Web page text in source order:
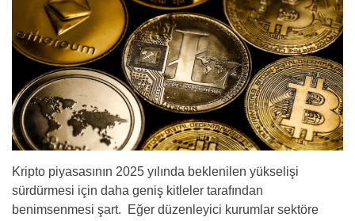
Kripto piyasasının 2025 yılında beklenilen yükselişi
sürdürmesi için daha geniş kitleler tarafından
benimsenmesi şart. Eğer düzenleyici kurumlar sektöre